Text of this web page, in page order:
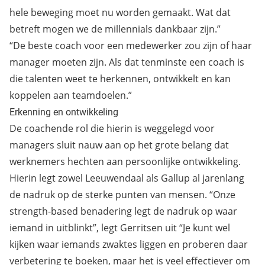
hele beweging moet nu worden gemaakt. Wat dat
betreft mogen we de millennials dankbaar zijn.”
“De beste coach voor een medewerker zou zijn of haar
manager moeten zijn. Als dat tenminste een coach is
die talenten weet te herkennen, ontwikkelt en kan
koppelen aan teamdoelen.”
Erkenning en ontwikkeling
De coachende rol die hierin is weggelegd voor
managers sluit nauw aan op het grote belang dat
werknemers hechten aan persoonlijke ontwikkeling.
Hierin legt zowel Leeuwendaal als Gallup al jarenlang
de nadruk op de sterke punten van mensen. “Onze
strength-based benadering legt de nadruk op waar
iemand in uitblinkt”, legt Gerritsen uit “Je kunt wel
kijken waar iemands zwaktes liggen en proberen daar
verbetering te boeken, maar het is veel effectiever om